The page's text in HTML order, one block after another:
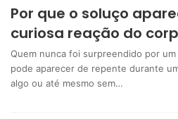
Por que o soluço
curiosa reação do
Quem nunca foi surpreendido por
pode aparecer de repente durante
algo ou até mesmo sem…